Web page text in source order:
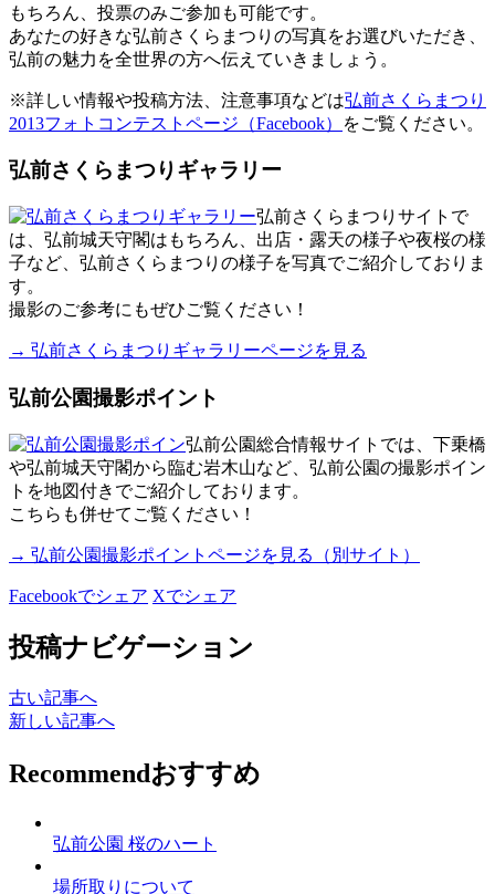
もちろん、投票のみご参加も可能です。
あなたの好きな弘前さくらまつりの写真をお選びいただき、
弘前の魅力を全世界の方へ伝えていきましょう。
※詳しい情報や投稿方法、注意事項などは弘前さくらまつり
2013フォトコンテストページ（Facebook）
をご覧ください。
弘前さくらまつりギャラリー
弘前さくらまつりサイトで
は、弘前城天守閣はもちろん、出店・露天の様子や夜桜の様
子など、弘前さくらまつりの様子を写真でご紹介しておりま
す。
撮影のご参考にもぜひご覧ください！
→ 弘前さくらまつりギャラリーページを見る
弘前公園撮影ポイント
弘前公園総合情報サイトでは、下乗橋
や弘前城天守閣から臨む岩木山など、弘前公園の撮影ポイン
トを地図付きでご紹介しております。
こちらも併せてご覧ください！
→ 弘前公園撮影ポイントページを見る（別サイト）
Facebookでシェア Xでシェア
投稿ナビゲーション
古い記事へ
新しい記事へ
Recommendおすすめ
弘前公園 桜のハート
場所取りについて